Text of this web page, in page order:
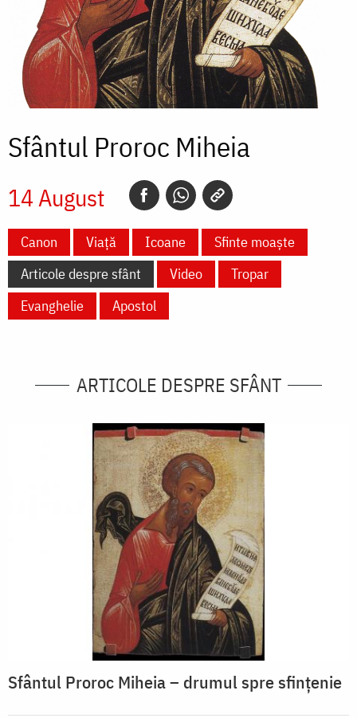
Sfântul Proroc Miheia
14 August
Canon Viață Icoane
Sfinte moaște
Articole despre sfânt
Video
Tropar
Evanghelie
Apostol
ARTICOLE DESPRE SFÂNT
Sfântul Proroc Miheia – drumul spre sfințenie